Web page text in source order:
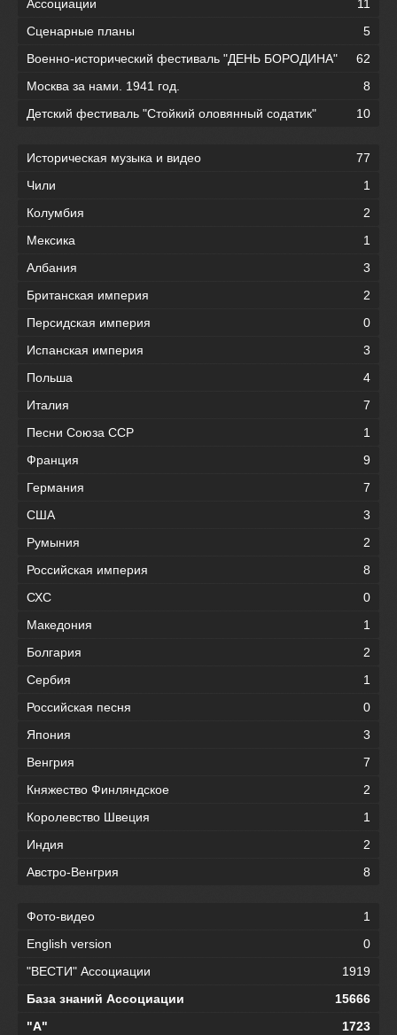
Ассоциации
11
Сценарные планы
5
Военно-исторический фестиваль "ДЕНЬ БОРОДИНА"
62
Москва за нами. 1941 год.
8
Детский фестиваль "Стойкий оловянный содатик"
10
Историческая музыка и видео
77
Чили
1
Колумбия
2
Мексика
1
Албания
3
Британская империя
2
Персидская империя
0
Испанская империя
3
Польша
4
Италия
7
Песни Союза ССР
1
Франция
9
Германия
7
США
3
Румыния
2
Российская империя
8
СХС
0
Македония
1
Болгария
2
Сербия
1
Российская песня
0
Япония
3
Венгрия
7
Княжество Финляндское
2
Королевство Швеция
1
Индия
2
Австро-Венгрия
8
Фото-видео
1
English version
0
"ВЕСТИ" Ассоциации
1919
База знаний Ассоциации
15666
"А"
1723